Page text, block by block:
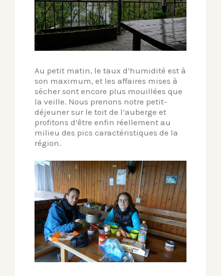
Au petit matin, le taux d’humidité est à
son maximum, et les affaires mises à
sécher sont encore plus mouillées que
la veille. Nous prenons notre petit-
déjeuner sur le toit de l’auberge et
profitons d’être enfin réellement au
milieu des pics caractéristiques de la
région.